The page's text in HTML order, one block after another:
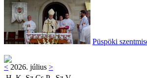
Püspöki
< 2026. július >